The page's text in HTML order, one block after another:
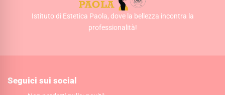
Istituto di Estetica Paola, dove la bellezza incontra la
professionalità!
Seguici sui social